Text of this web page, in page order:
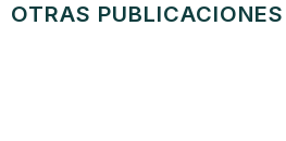
OTRAS PUBLICACIONES